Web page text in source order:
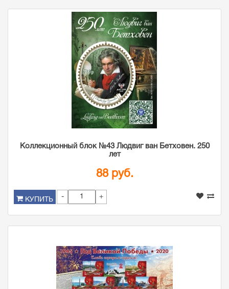
Коллекционный блок №43 Людвиг ван Бетховен. 250
лет
88 руб.
КУПИТЬ - +